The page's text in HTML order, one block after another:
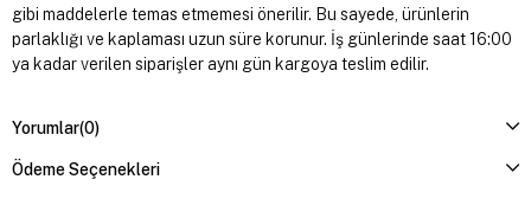
gibi maddelerle temas etmemesi önerilir. Bu sayede, ürünlerin
parlaklığı ve kaplaması uzun süre korunur. İş günlerinde saat 16:00
ya kadar verilen siparişler aynı gün kargoya teslim edilir.
Yorumlar(0)
Ödeme Seçenekleri